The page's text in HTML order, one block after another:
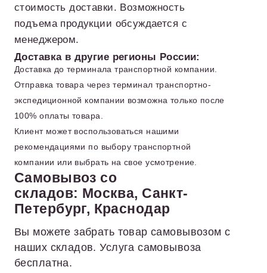
стоимость доставки. Возможность
подъема продукции обсуждается с
менеджером.
Доставка в другие регионы России:
Доставка до терминала транспортной компании.
Отправка товара через терминал транспортно-
экспедиционной компании возможна только после
100% оплаты товара.
Клиент может воспользоваться нашими
рекомендациями по выбору транспортной
компании или выбрать на свое усмотрение.
Самовывоз со
складов: Москва, Санкт-
Петербург, Краснодар
Вы можете забрать товар самовывозом с
наших складов. Услуга самовывоза
бесплатна.